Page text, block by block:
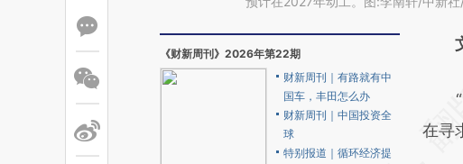
《财新周刊》2026年第22期
财新周刊｜有路就有中
国车，丰田怎么办
财新周刊｜中国投资全
球
特别报道｜循环经济提
请
“
在寻